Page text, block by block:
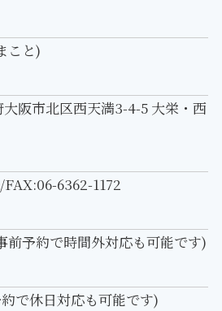
こと)
阪市北区西天満3-4-5 大栄・西
6362-1172
前予約で時間外対応も可能です)
で休日対応も可能です)